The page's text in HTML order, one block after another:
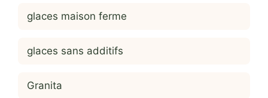
glaces maison ferme
glaces sans additifs
Granita